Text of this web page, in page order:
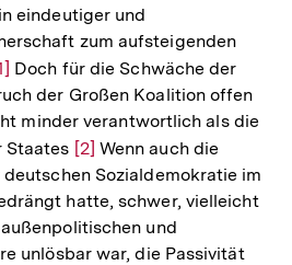
eindeutiger und
zum aufsteigenden
Doch für die Schwäche der
der Großen Koalition offen
minder verantwortlich als die
Staates Zur
Auflösung
der
Fußnote
[2] Wenn auch die
Sozialdemokratie im
hatte, schwer, vielleicht
und
unlösbar war, die Passivität